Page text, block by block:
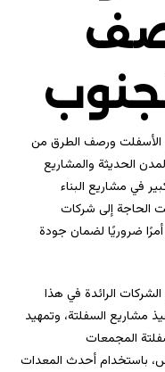
الأسفلت ورصف الطرق من
الحديثة والمشاريع
في مشاريع البناء
الحاجة إلى شركات
ضروريًا لضمان جودة
الرائدة في هذا
مشاريع السفلتة، وتمهيد
المجمعات
باستخدام أحدث المعدات